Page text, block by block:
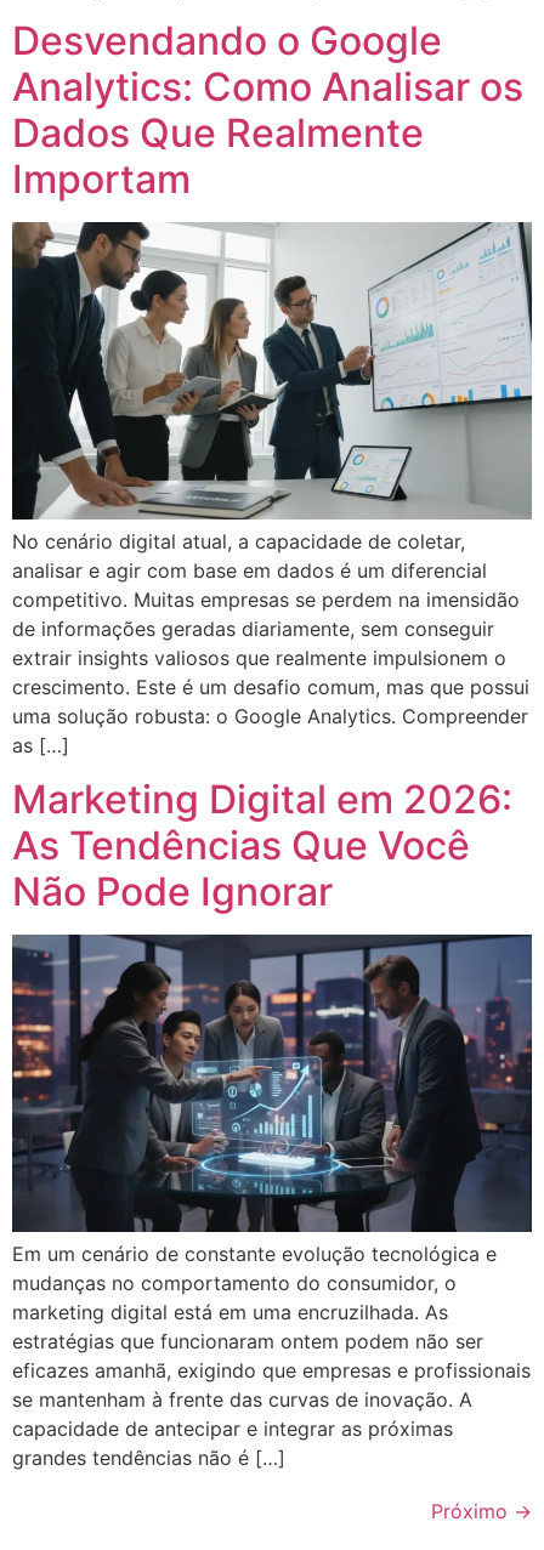
Desvendando o Google
Analytics: Como Analisar os
Dados Que Realmente
Importam
No cenário digital atual, a capacidade de coletar,
analisar e agir com base em dados é um diferencial
competitivo. Muitas empresas se perdem na imensidão
de informações geradas diariamente, sem conseguir
extrair insights valiosos que realmente impulsionem o
crescimento. Este é um desafio comum, mas que possui
uma solução robusta: o Google Analytics. Compreender
as […]
Marketing Digital em 2026:
As Tendências Que Você
Não Pode Ignorar
Em um cenário de constante evolução tecnológica e
mudanças no comportamento do consumidor, o
marketing digital está em uma encruzilhada. As
estratégias que funcionaram ontem podem não ser
eficazes amanhã, exigindo que empresas e profissionais
se mantenham à frente das curvas de inovação. A
capacidade de antecipar e integrar as próximas
grandes tendências não é […]
Próximo →